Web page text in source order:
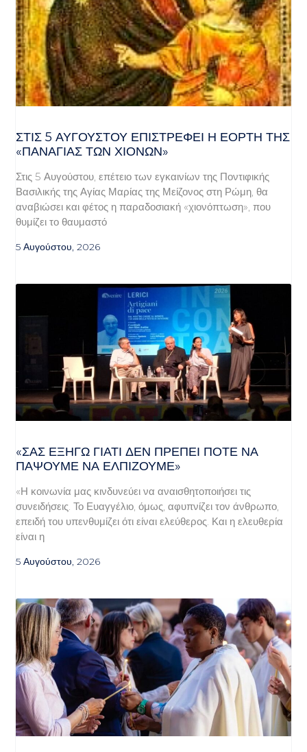
ΣΤΙΣ 5 ΑΥΓΟΎΣΤΟΥ ΕΠΙΣΤΡΈΦΕΙ Η ΕΟΡΤΉ ΤΗΣ
«ΠΑΝΑΓΊΑΣ ΤΩΝ ΧΙΌΝΩΝ»
Στις 5 Αυγούστου, επέτειο των εγκαινίων της Ποντιφικής
Βασιλικής της Αγίας Μαρίας της Μείζονος στη Ρώμη, θα
αναβιώσει και φέτος η παραδοσιακή «χιονόπτωση», που
θυμίζει το θαυμαστό
5 Αυγούστου, 2026
«ΣΑΣ ΕΞΗΓΏ ΓΙΑΤΊ ΔΕΝ ΠΡΈΠΕΙ ΠΟΤΈ ΝΑ
ΠΆΨΟΥΜΕ ΝΑ ΕΛΠΊΖΟΥΜΕ»
«Η κοινωνία μας κινδυνεύει να αναισθητοποιήσει τις
συνειδήσεις. Το Ευαγγέλιο, όμως, αφυπνίζει τον άνθρωπο,
επειδή του υπενθυμίζει ότι είναι ελεύθερος. Και η ελευθερία
είναι η
5 Αυγούστου, 2026